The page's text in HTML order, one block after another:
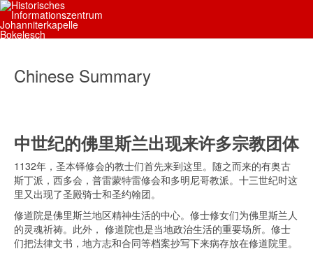
Chinese Summary
中世纪的佛里斯兰出现来许多宗教团体
1132年，圣本铎修会的教士们首先来到这里。随之而来的有奥古
斯丁派，西多会，普雷蒙特雷修会和多明尼哥教派。十三世纪时这
里又出现了圣殿骑士和圣约翰团。
修道院是佛里斯兰地区精神生活的中心。修士修女们为佛里斯兰人
的灵魂祈祷。此外， 修道院也是当地政治生活的重要场所。修士
们把法律文书，地方志和合同等档案抄写下来病存放在修道院里。